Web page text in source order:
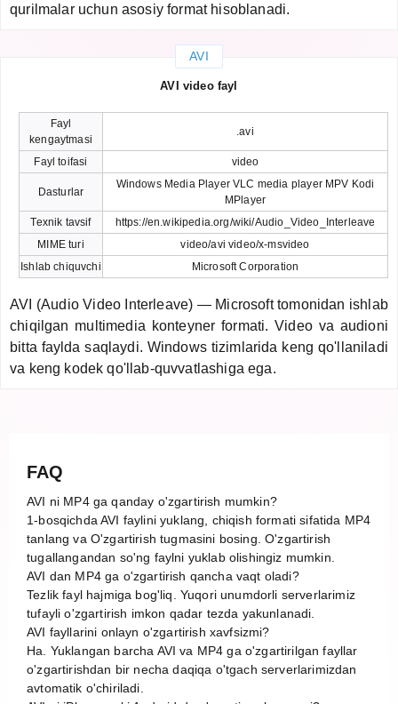
qurilmalar uchun asosiy format hisoblanadi.
AVI
AVI video fayl
Fayl
kengaytmasi
.avi
Fayl toifasi video
Dasturlar
Windows Media Player VLC media player MPV Kodi
MPlayer
Texnik tavsif
https://en.wikipedia.org/wiki/Audio_Video_Interleave
MIME turi
video/avi video/x-msvideo
Ishlab chiquvchi
Microsoft Corporation
AVI (Audio Video Interleave) — Microsoft tomonidan ishlab
chiqilgan multimedia konteyner formati. Video va audioni
bitta faylda saqlaydi. Windows tizimlarida keng qo'llaniladi
va keng kodek qo'llab-quvvatlashiga ega.
FAQ
AVI ni MP4 ga qanday o'zgartirish mumkin?
1-bosqichda AVI faylini yuklang, chiqish formati sifatida MP4
tanlang va O'zgartirish tugmasini bosing. O'zgartirish
tugallangandan so'ng faylni yuklab olishingiz mumkin.
AVI dan MP4 ga o'zgartirish qancha vaqt oladi?
Tezlik fayl hajmiga bog'liq. Yuqori unumdorli serverlarimiz
tufayli o'zgartirish imkon qadar tezda yakunlanadi.
AVI fayllarini onlayn o'zgartirish xavfsizmi?
Ha. Yuklangan barcha AVI va MP4 ga o'zgartirilgan fayllar
o'zgartirishdan bir necha daqiqa o'tgach serverlarimizdan
avtomatik o'chiriladi.